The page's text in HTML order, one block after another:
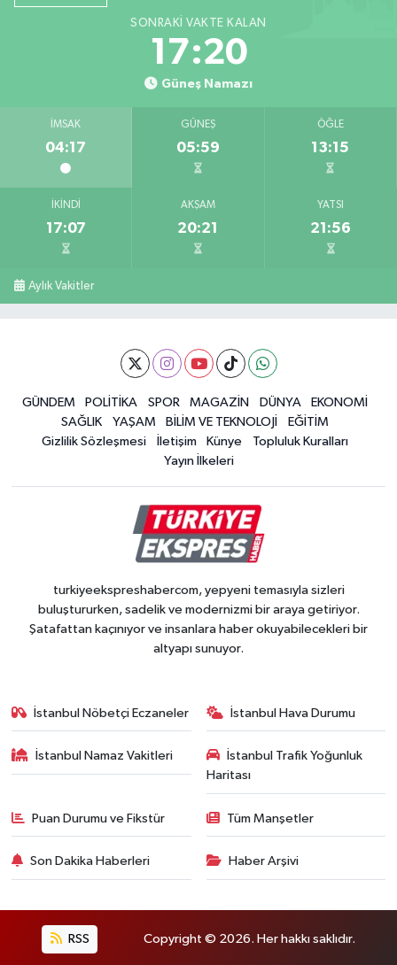
SONRAKI VAKTE KALAN
17:19
Güneş Namazı
İMSAK
04:17
GÜNEŞ
05:59
ÖĞLE
13:15
İKINDI
17:07
AKŞAM
20:21
YATSI
21:56
Aylık Vakitler
GÜNDEM POLİTİKA SPOR MAGAZİN DÜNYA
EKONOMİ
SAĞLIK
YAŞAM BİLİM VE TEKNOLOJİ
EĞİTİM
Gizlilik Sözleşmesi
İletişim Künye
Topluluk Kuralları
Yayın İlkeleri
turkiyeekspreshabercom, yepyeni temasıyla sizleri
buluştururken, sadelik ve modernizmi bir araya getiriyor.
Şatafattan kaçınıyor ve insanlara haber okuyabilecekleri bir
altyapı sunuyor.
İstanbul Nöbetçi Eczaneler İstanbul Hava Durumu
İstanbul Namaz Vakitleri
İstanbul Trafik Yoğunluk
Haritası
Puan Durumu ve Fikstür Tüm Manşetler
Son Dakika Haberleri Haber Arşivi
RSS Copyright © 2026. Her hakkı saklıdır.